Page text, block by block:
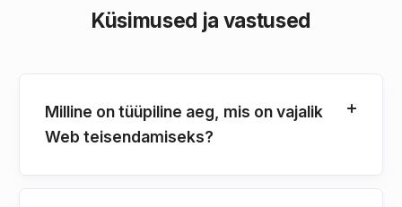
Küsimused ja vastused
Milline on tüüpiline aeg, mis on vajalik
Web teisendamiseks?